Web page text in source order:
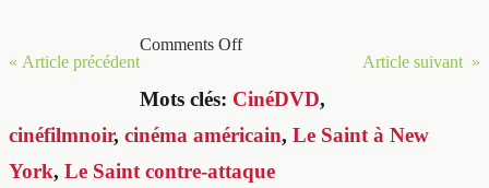
« Article précédent Article suivant »
Comments Off
Mots clés: CinéDVD,
cinéfilmnoir, cinéma américain, Le Saint à New
York, Le Saint contre-attaque